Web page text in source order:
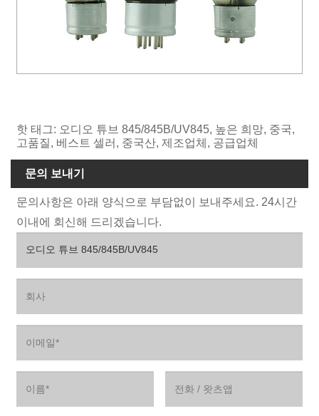
핫 태그: 오디오 튜브 845/845B/UV845, 높은 희망, 중국,
고품질, 베스트 셀러, 중국산, 제조업체, 공급업체
문의 보내기
문의사항은 아래 양식으로 부담없이 보내주세요. 24시간
이내에 회신해 드리겠습니다.